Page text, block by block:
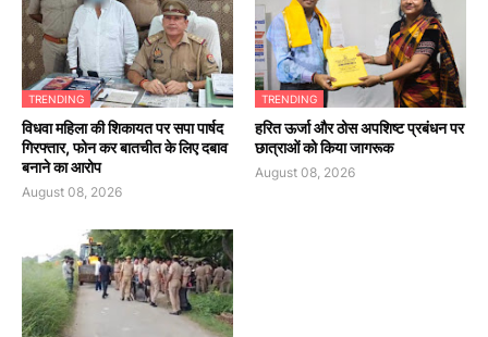
TRENDING
विधवा महिला की शिकायत पर सपा पार्षद
गिरफ्तार, फोन कर बातचीत के लिए दबाव
बनाने का आरोप
August 08, 2026
TRENDING
हरित ऊर्जा और ठोस अपशिष्ट प्रबंधन पर
छात्राओं को किया जागरूक
August 08, 2026